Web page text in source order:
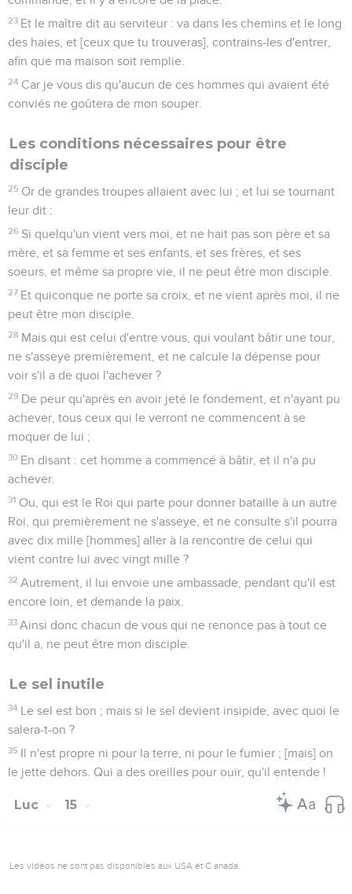
23 Et le maître dit au serviteur : va dans les chemins et le long
des haies, et [ceux que tu trouveras], contrains-les d'entrer,
afin que ma maison soit remplie.
24 Car je vous dis qu'aucun de ces hommes qui avaient été
conviés ne goûtera de mon souper.
Les conditions nécessaires pour être
disciple
25 Or de grandes troupes allaient avec lui ; et lui se tournant
leur dit :
26 Si quelqu'un vient vers moi, et ne hait pas son père et sa
mère, et sa femme et ses enfants, et ses frères, et ses
soeurs, et même sa propre vie, il ne peut être mon disciple.
27 Et quiconque ne porte sa croix, et ne vient après moi, il ne
peut être mon disciple.
28 Mais qui est celui d'entre vous, qui voulant bâtir une tour,
ne s'asseye premièrement, et ne calcule la dépense pour
voir s'il a de quoi l'achever ?
29 De peur qu'après en avoir jeté le fondement, et n'ayant pu
achever, tous ceux qui le verront ne commencent à se
moquer de lui ;
30 En disant : cet homme a commencé à bâtir, et il n'a pu
achever.
31 Ou, qui est le Roi qui parte pour donner bataille à un autre
Roi, qui premièrement ne s'asseye, et ne consulte s'il pourra
avec dix mille [hommes] aller à la rencontre de celui qui
vient contre lui avec vingt mille ?
32 Autrement, il lui envoie une ambassade, pendant qu'il est
encore loin, et demande la paix.
33 Ainsi donc chacun de vous qui ne renonce pas à tout ce
qu'il a, ne peut être mon disciple.
Le sel inutile
34 Le sel est bon ; mais si le sel devient insipide, avec quoi le
salera-t-on ?
35 Il n'est propre ni pour la terre, ni pour le fumier ; [mais] on
le jette dehors. Qui a des oreilles pour ouïr, qu'il entende !
Luc 15
Les vidéos ne sont pas disponibles aux USA et C anada.